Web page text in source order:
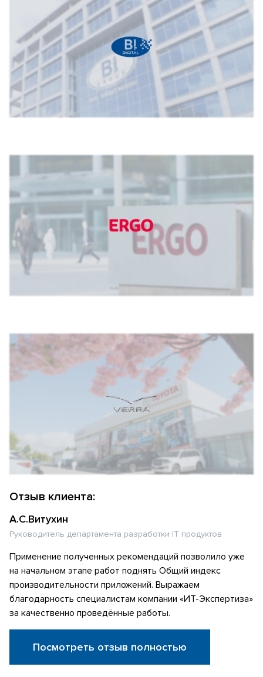
Отзыв клиента:
А.С.Витухин
Руководитель департамента разработки IT продуктов
Применение полученных рекомендаций позволило уже
на начальном этапе работ поднять Общий индекс
производительности приложений. Выражаем
благодарность специалистам компании «ИТ-Экспертиза»
за качественно проведённые работы.
Посмотреть отзыв полностью